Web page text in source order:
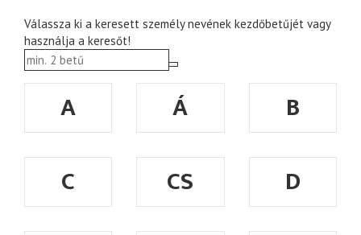
Válassza ki a keresett személy nevének kezdőbetűjét vagy
használja a keresőt!
A Á
B
C
CS
D